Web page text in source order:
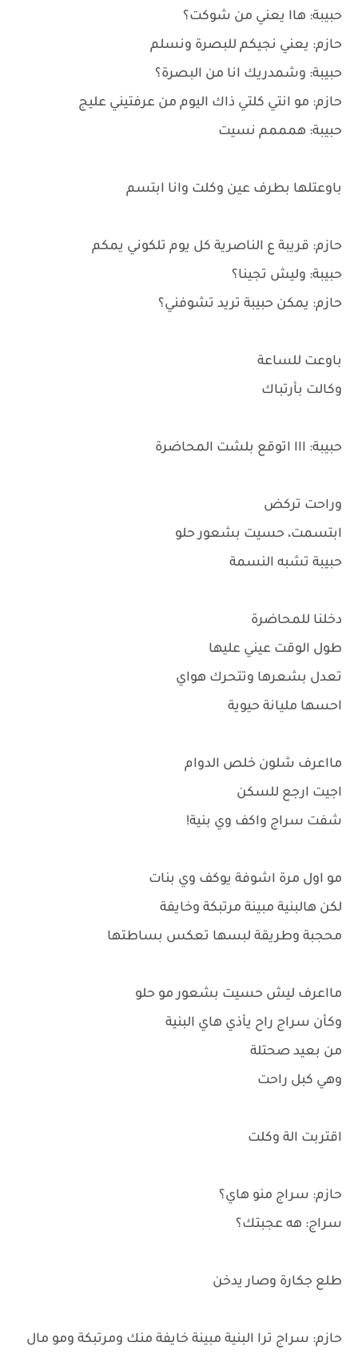
حبيبة: هاا يعني من شوكت؟
حازم: يعني نجيكم للبصرة ونسلم
حبيبة: وشمدريك انا من البصرة؟
حازم: مو انتي كلتي ذاك اليوم من عرفتيني عليج
حبيبة: همممم نسيت
باوعتلها بطرف عين وكلت وانا ابتسم
حازم: قريبة ع الناصرية كل يوم تلكوني يمكم
حبيبة: وليش تجينا؟
حازم: يمكن حبيبة تريد تشوفني؟
باوعت للساعة
وكالت بأرتباك
حبيبة: ااا اتوقع بلشت المحاضرة
وراحت تركض
ابتسمت، حسيت بشعور حلو
حبيبة تشبه النسمة
دخلنا للمحاضرة
طول الوقت عيني عليها
تعدل بشعرها وتتحرك هواي
احسها مليانة حيوية
مااعرف شلون خلص الدوام
اجيت ارجع للسكن
شفت سراج واكف وي بنية!
مو اول مرة اشوفة يوكف وي بنات
لكن هالبنية مبينة مرتبكة وخايفة
محجبة وطريقة لبسها تعكس بساطتها
مااعرف ليش حسيت بشعور مو حلو
وكأن سراج راح يأذي هاي البنية
من بعيد صحتلة
وهي كبل راحت
اقتربت الة وكلت
حازم: سراج منو هاي؟
سراج: هه عجبتك؟
طلع جكارة وصار يدخن
حازم: سراج ترا البنية مبينة خايفة منك ومرتبكة ومو مال